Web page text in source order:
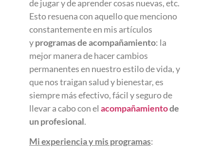
de jugar y de aprender cosas nuevas, etc.
Esto resuena con aquello que menciono
constantemente en mis artículos
yprogramas de acompañamiento: la
mejor manera de hacer cambios
permanentes en nuestro estilo de vida, y
que nos traigan salud y bienestar, es
siempre más efectivo, fácil y seguro de
llevar a cabo con el acompañamientode
un profesional.
Mi experiencia y mis programas: